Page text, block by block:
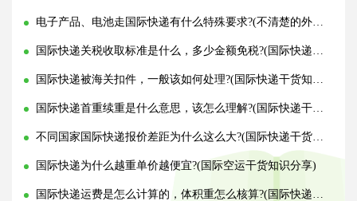
电子产品、电池走国际快递有什么特殊要求?(不清楚的外贸人看过来)
国际快递关税收取标准是什么，多少金额免税?(国际快递干货知识分享)
国际快递被海关扣件，一般该如何处理?(国际快递干货知识分享)
国际快递首重续重是什么意思，该怎么理解?(国际快递干货知识分享)
不同国家国际快递报价差距为什么这么大?(国际快递干货知识分享)
国际快递为什么越重单价越便宜?(国际空运干货知识分享)
国际快递运费是怎么计算的，体积重怎么核算?(国际快递干货知识分享)